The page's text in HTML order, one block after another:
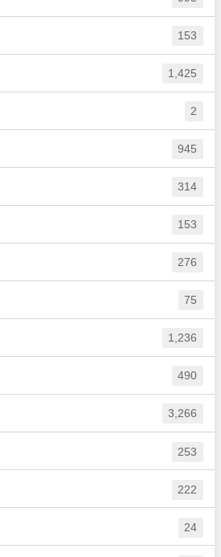
153
1,425
2
945
314
153
276
75
1,236
490
3,266
253
222
24